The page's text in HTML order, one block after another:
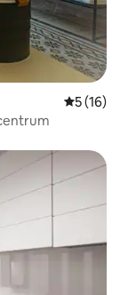
Średnia
5 (16)